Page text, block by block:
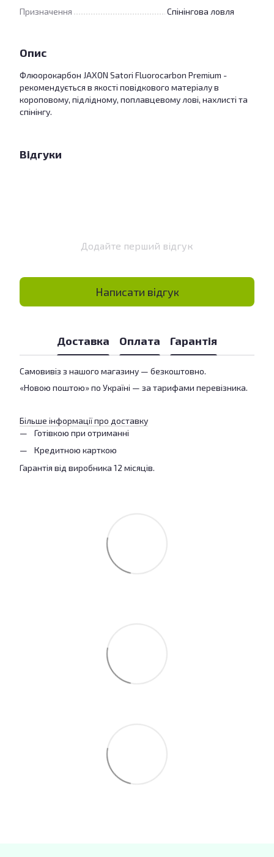
Призначення Спінінгова ловля
Опис
Флюорокарбон JAXON Satori Fluorocarbon Premium -
рекомендується в якості повідкового матеріалу в
короповому, підлідному, поплавцевому лові, нахлисті та
спінінгу.
Відгуки
Додайте перший відгук
Написати відгук
Доставка Оплата Гарантія
Самовивіз з нашого магазину — безкоштовно.
«Новою поштою» по Україні — за тарифами перевізника.
Більше інформації про доставку
Готівкою при отриманні
Кредитною карткою
Гарантія від виробника 12 місяців.